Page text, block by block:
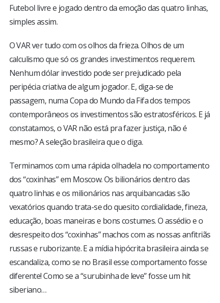
Futebol livre e jogado dentro da emoção das quatro linhas,
simples assim.
O VAR ver tudo com os olhos da frieza. Olhos de um
calculismo que só os grandes investimentos requerem.
Nenhum dólar investido pode ser prejudicado pela
peripécia criativa de algum jogador. E, diga-se de
passagem, numa Copa do Mundo da Fifa dos tempos
contemporâneos os investimentos são estratosféricos. E já
constatamos, o VAR não está pra fazer justiça, não é
mesmo? A seleção brasileira que o diga.
Terminamos com uma rápida olhadela no comportamento
dos “coxinhas” em Moscow. Os bilionários dentro das
quatro linhas e os milionários nas arquibancadas são
vexatórios quando trata-se do quesito cordialidade, fineza,
educação, boas maneiras e bons costumes. O assédio e o
desrespeito dos “coxinhas” machos com as nossas anfitriãs
russas e ruborizante. E a mídia hipócrita brasileira ainda se
escandaliza, como se no Brasil esse comportamento fosse
diferente! Como se a “surubinha de leve” fosse um hit
siberiano…